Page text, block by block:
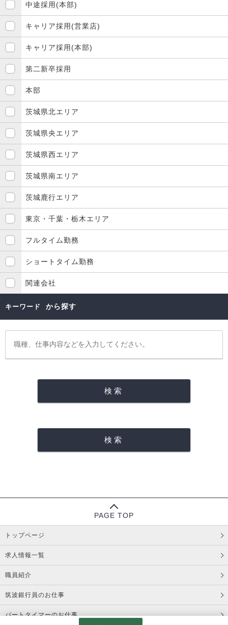
中途採用(本部)
キャリア採用(営業店)
キャリア採用(本部)
第二新卒採用
本部
茨城県北エリア
茨城県央エリア
茨城県西エリア
茨城県南エリア
茨城鹿行エリア
東京・千葉・栃木エリア
フルタイム勤務
ショートタイム勤務
関連会社
キーワード から探す
PAGE TOP
トップページ
求人情報一覧
職員紹介
筑波銀行員のお仕事
パートタイマーのお仕事